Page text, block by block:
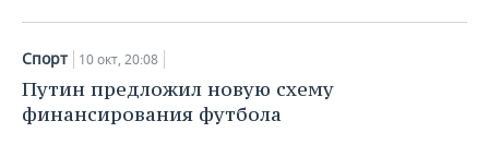
Спорт 10 окт, 20:08
Путин предложил новую схему
финансирования футбола